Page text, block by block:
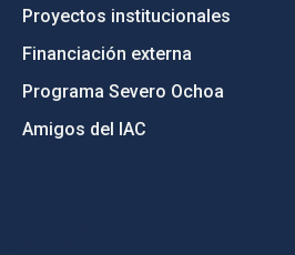
Proyectos institucionales
Financiación externa
Programa Severo Ochoa
Amigos del IAC